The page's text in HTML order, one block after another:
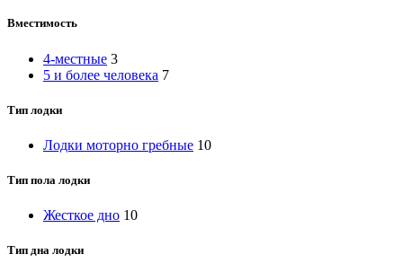
Вместимость
4-местные 3
5 и более человека 7
Тип лодки
Лодки моторно гребные 10
Тип пола лодки
Жесткое дно 10
Тип дна лодки